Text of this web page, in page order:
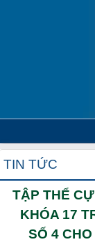
TIN TỨC
TẬP THỂ
KHÓA 17
SỐ 4